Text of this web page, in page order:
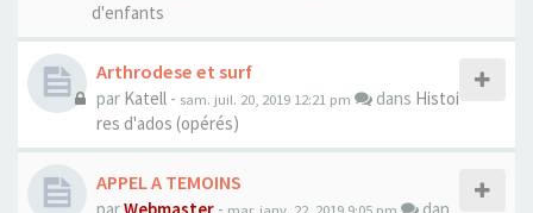
d'enfants
Arthrodese et surf
par Katell - sam. juil. 20, 2019 12:21 pm dans Histoi
res d'ados (opérés)
APPEL A TEMOINS